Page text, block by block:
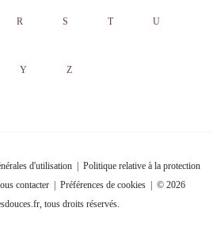
R S T U
Y Z
d'utilisation
Politique relative à la protection
contacter| Préférences de cookies| © 2026
tous droits réservés.